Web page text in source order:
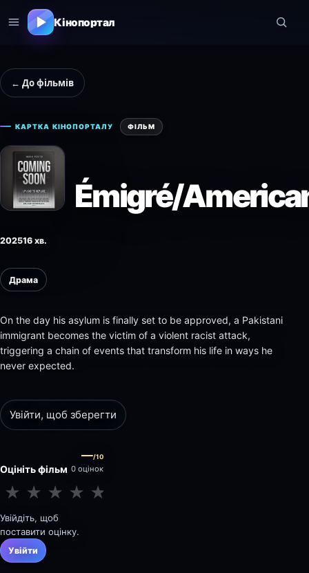
Кінопортал
← До фільмів
КАРТКА КІНОПОРТАЛУ ФІЛЬМ
Émigré/
202516 хв.
Драма
On the day his asylum is finally set to be approved, a Pakistani
immigrant becomes the victim of a violent racist attack,
triggering a chain of events that transform his life in ways he
never expected.
Увійти, щоб зберегти
Оцініть фільм
—/10
0 оцінок
★ ★ ★ ★ ★
Увійдіть, щоб
поставити оцінку.
Увійти